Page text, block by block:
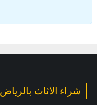
شراء الاثاث بالرياض